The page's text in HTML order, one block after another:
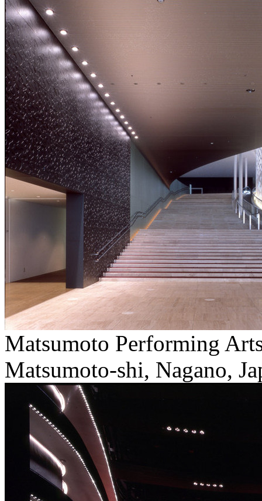
Matsumoto Performing
Matsumoto-shi, Nagano,